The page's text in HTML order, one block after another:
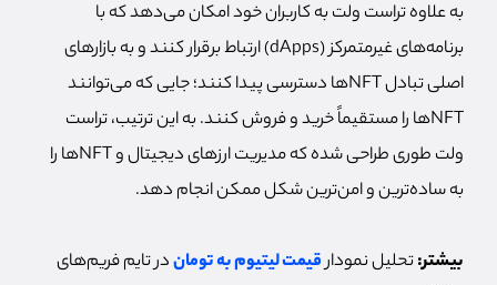
به علاوه تراست ولت به کاربران خود امکان می‌دهد که با
برنامه‌های غیرمتمرکز (dApps) ارتباط برقرار کنند و به بازارهای
اصلی تبادل NFTها دسترسی پیدا کنند؛ جایی که می‌توانند
NFTها را مستقیماً خرید و فروش کنند. به این ترتیب، تراست
ولت طوری طراحی شده که مدیریت ارزهای دیجیتال و NFTها را
به ساده‌ترین و امن‌ترین شکل ممکن انجام دهد.
بیشتر:تحلیل نمودارقیمت لیتیوم به توماندر تایم فریم‌های